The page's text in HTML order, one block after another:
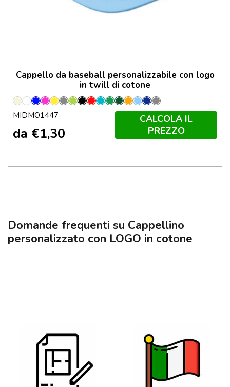
Cappello da baseball personalizzabile con logo
in twill di cotone
Avorio
Bianco
Blu
Royal
Fucsia
Giallo
Grigio
LimeNeroRosso
Turchese
Verde
Verde
Scuro
Arancio
Blu
Bambino
Francese
Navy
Grigio
Pietra
MIDMO1447
da €1,30
CALCOLA IL
PREZZO
Domande frequenti su Cappellino
personalizzato con LOGO in cotone